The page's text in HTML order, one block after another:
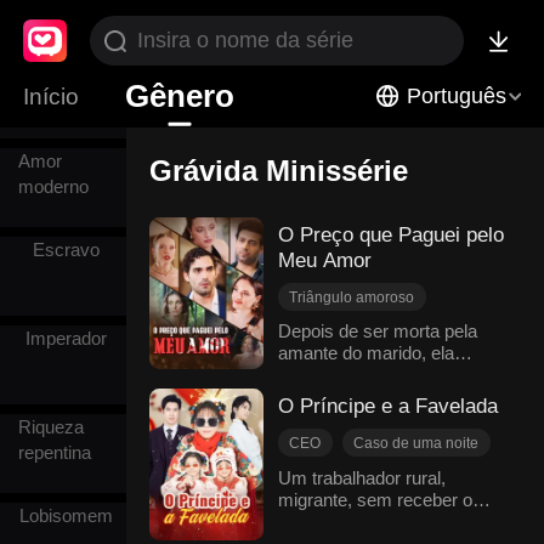
Início Gênero Português
arranjado
Amor
moderno
Escravo
Imperador
Riqueza
repentina
Lobisomem
Grávida Minissérie
O Preço que Paguei pelo
Meu Amor
Triângulo amoroso
Grávida
Identidade oculta
Coração partido
Romance moderno
Depois de ser morta pela
amante do marido, ela
homem rico e voltou
deslumbrante!
O Príncipe e a Favelada
CEO
Caso de uma noite
Grávida
Mal-entendido
Amor familiar
Um trabalhador rural,
migrante, sem receber o